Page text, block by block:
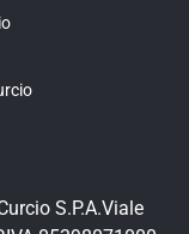
S.P.A.Viale